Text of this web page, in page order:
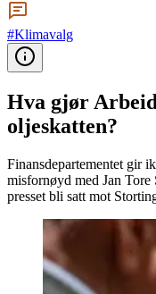
#Klimavalg
Hva gjør
oljeskatten?
Finansdepartementet gir
misfornøyd med Jan Tore
presset bli satt mot